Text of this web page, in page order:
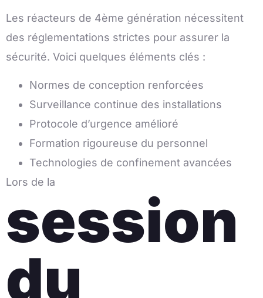
Les réacteurs de 4ème génération nécessitent
des réglementations strictes pour assurer la
sécurité. Voici quelques éléments clés :
Normes de conception renforcées
Surveillance continue des installations
Protocole d’urgence amélioré
Formation rigoureuse du personnel
Technologies de confinement avancées
Lors de la
session
du